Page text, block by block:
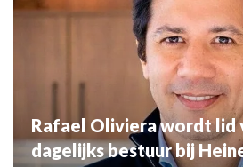
Rafael Oliviera wordt lid
dagelijks bestuur bij